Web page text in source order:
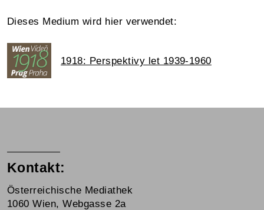
Dieses Medium wird hier verwendet:
1918: Perspektivy let 1939-1960
Kontakt:
Österreichische Mediathek
1060 Wien, Webgasse 2a